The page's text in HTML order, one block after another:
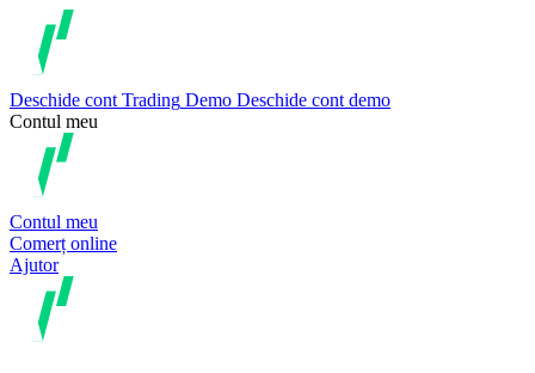
Deschide cont Trading Demo Deschide cont demo
Contul meu
Contul meu
Comerț online
Ajutor